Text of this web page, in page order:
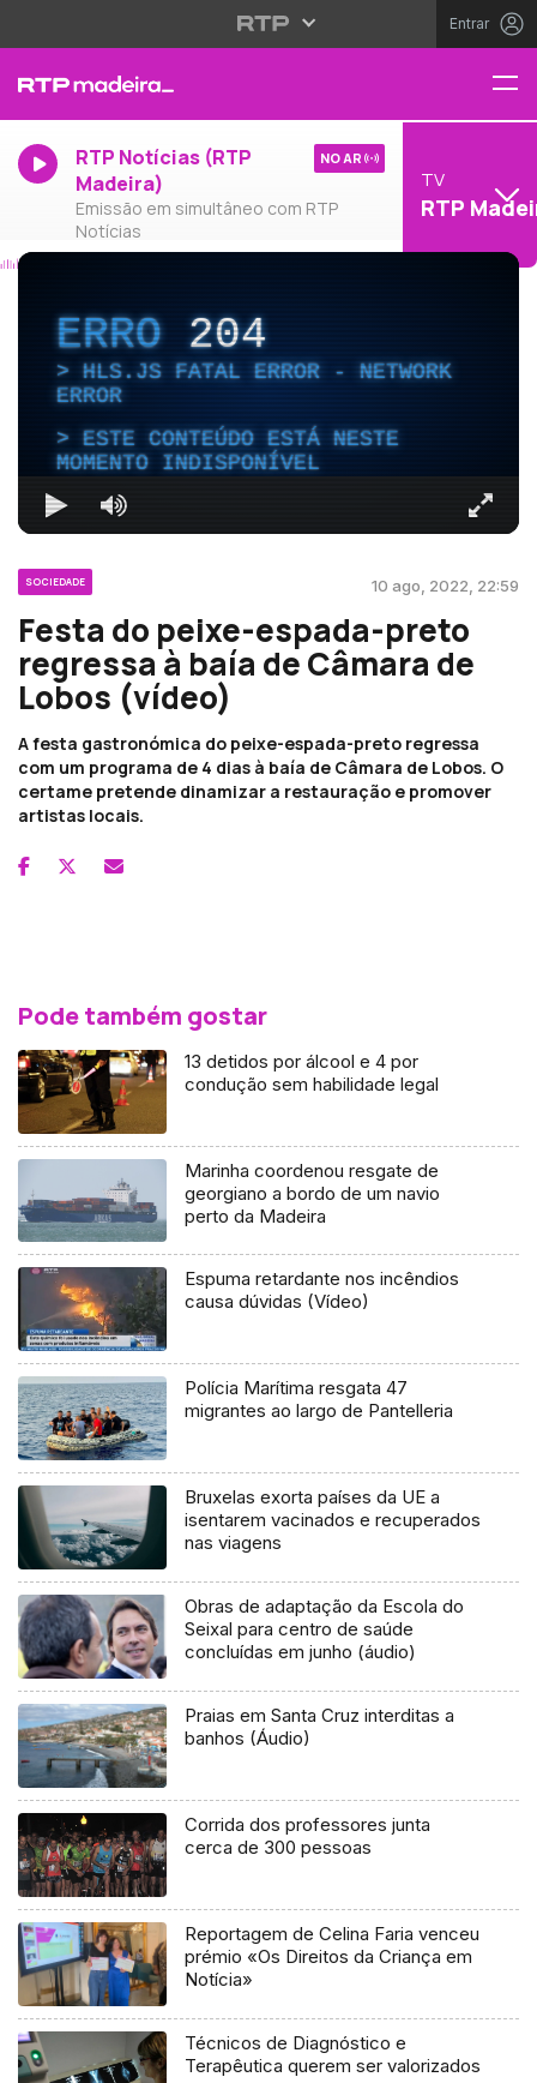
Entrar
RTP Notícias (RTP
Madeira)
Emissão em simultâneo com RTP
Notícias
NO AR
TV
RTP
ERRO204
HLS.JS FATAL ERROR - NETWORK
ERROR
ESTE CONTEÚDO ESTÁ NESTE
MOMENTO INDISPONÍVEL
SOCIEDADE 10 ago, 2022, 22:59
Festa do peixe-espada-preto
regressa à baía de Câmara de
Lobos (vídeo)
A festa gastronómica do peixe-espada-preto regressa
com um programa de 4 dias à baía de Câmara de Lobos. O
certame pretende dinamizar a restauração e promover
artistas locais.
Pode também gostar
13 detidos por álcool e 4 por
condução sem habilidade legal
Marinha coordenou resgate de
georgiano a bordo de um navio
perto da Madeira
Espuma retardante nos incêndios
causa dúvidas (Vídeo)
Polícia Marítima resgata 47
migrantes ao largo de Pantelleria
Bruxelas exorta países da UE a
isentarem vacinados e recuperados
nas viagens
Obras de adaptação da Escola do
Seixal para centro de saúde
concluídas em junho (áudio)
Praias em Santa Cruz interditas a
banhos (Áudio)
Corrida dos professores junta
cerca de 300 pessoas
Reportagem de Celina Faria venceu
prémio «Os Direitos da Criança em
Notícia»
Técnicos de Diagnóstico e
Terapêutica querem ser valorizados